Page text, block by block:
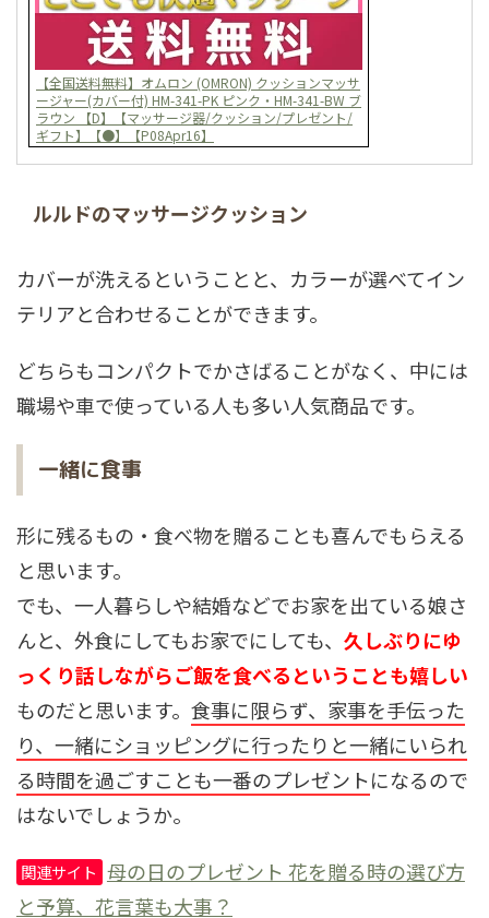
【全国送料無料】オムロン (OMRON) クッションマッサ
ージャー(カバー付) HM-341-PK ピンク・HM-341-BW ブ
ラウン 【D】【マッサージ器/クッション/プレゼント/
ギフト】【●】【P08Apr16】
ルルドのマッサージクッション
カバーが洗えるということと、カラーが選べてイン
テリアと合わせることができます。
どちらもコンパクトでかさばることがなく、中には
職場や車で使っている人も多い人気商品です。
一緒に食事
形に残るもの・食べ物を贈ることも喜んでもらえる
と思います。
でも、一人暮らしや結婚などでお家を出ている娘さ
んと、外食にしてもお家でにしても、 久しぶりにゆ
っくり話しながらご飯を食べるということも嬉しい
ものだと思います。 食事に限らず、家事を手伝った
り、一緒にショッピングに行ったりと一緒にいられ
る時間を過ごすことも一番のプレゼントになるので
はないでしょうか。
関連サイト 母の日のプレゼント 花を贈る時の選び方
と予算、花言葉も大事？